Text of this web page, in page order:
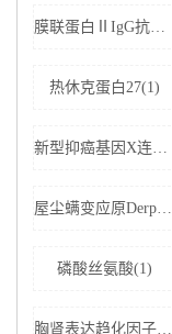
膜联蛋白ⅡIgG抗体(1)
热休克蛋白27(1)
新型抑癌基因X连锁凋亡抑制蛋白相关因子-1(1)
屋尘螨变应原Derp1 IgE抗体(1)
磷酸丝氨酸(1)
胸肾表达趋化因子(1)